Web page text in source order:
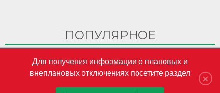
ПОПУЛЯРНОЕ
CET-Nord
CET-Nord are un nou director general interimar
S.A. „CET-Nord” a participat la Misiunea Economică a ×
Для получения информации о плановых и
внеплановых отключениях посетите раздел